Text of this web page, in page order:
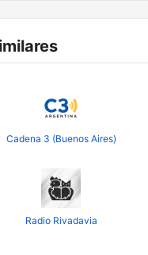
Cadena 3 (Buenos Aires)
Radio Rivadavia